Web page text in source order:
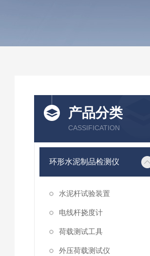
产品分类
CASSIFICATION
环形水泥制品检测仪
水泥杆试验装置
电线杆挠度计
荷载测试工具
外压荷载测试仪